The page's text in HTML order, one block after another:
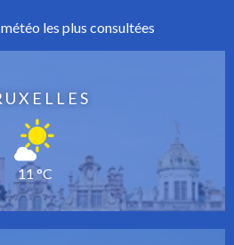
les plus consultées
11 °C